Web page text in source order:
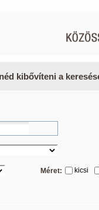
kibővíteni a
Méret: kicsi